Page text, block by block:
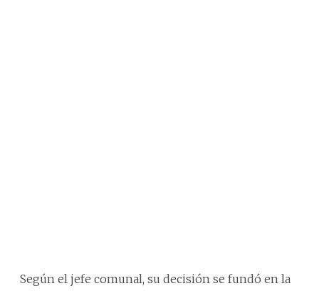
Según el jefe comunal, su decisión se fundó en la